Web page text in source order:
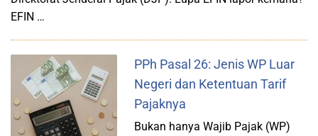
EFIN …
PPh Pasal 26: Jenis WP Luar
Negeri dan Ketentuan Tarif
Pajaknya
Bukan hanya Wajib Pajak (WP)